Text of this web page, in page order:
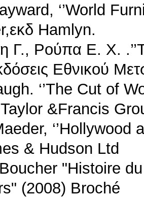
‘’World
Hamlyn.
Γ., Ρούπα Ε. Χ.
Εθνικού
‘’The Cut of
&Francis
‘’Hollywood
& Hudson Ltd
"Histoire
(2008) Broché